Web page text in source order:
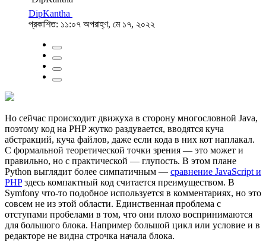
DipKantha
প্রকাশিত: ১১:০৭ অপরাহ্ণ, মে ১৭, ২০২২
Но сейчас происходит движуха в сторону многословной Java,
поэтому код на PHP жутко раздувается, вводятся куча
абстракций, куча файлов, даже если кода в них кот наплакал.
С формальной теоретической точки зрения — это может и
правильно, но с практической — глупость. В этом плане
Python выглядит более симпатичным — сравнение JavaScript и
PHPздесь компактный код считается преимуществом. В
Symfony что-то подобное используется в комментариях, но это
совсем не из этой области. Единственная проблема с
отступами пробелами в том, что они плохо воспринимаются
для большого блока. Например большой цикл или условие и в
редакторе не видна строчка начала блока.